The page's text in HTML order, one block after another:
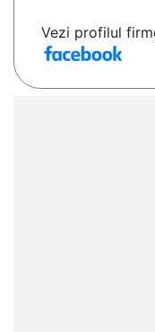
Vezi profilul